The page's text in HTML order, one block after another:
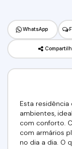
WhatsApp
Esta residência
ambientes,
com conforto.
com armários
no dia a dia. O